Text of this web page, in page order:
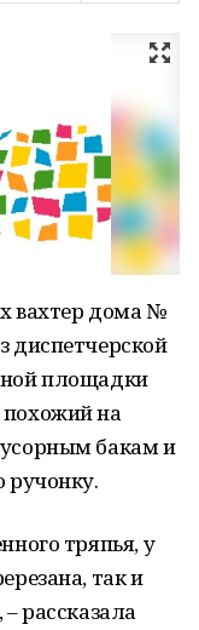
вахтер дома №
диспетчерской
площадки
на
бакам и
ручонку.
тряпья, у
так и
рассказала